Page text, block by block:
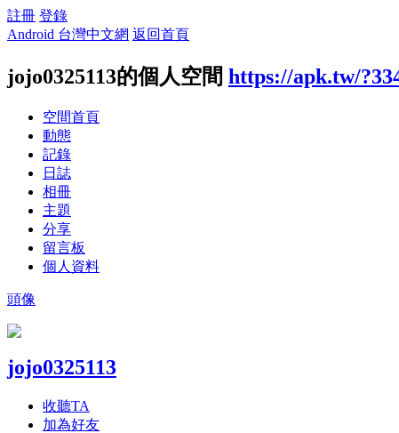
註冊 登錄
Android 台灣中文網 返回首頁
jojo0325113的個人空間 https://apk.tw/
空間首頁
動態
記錄
日誌
相冊
主題
分享
留言板
個人資料
頭像
jojo0325113
收聽TA
加為好友